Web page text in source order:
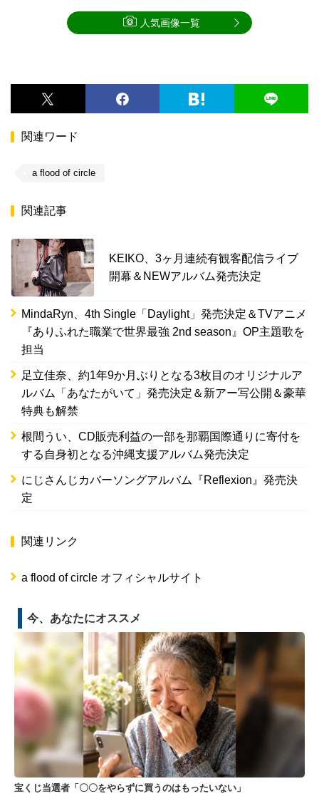
関連ワード
a flood of circle
関連記事
KEIKO、3ヶ月連続有観客配信ライブ
開幕＆NEWアルバム発売決定
MindaRyn、4th Single「Daylight」発売決定＆TVアニメ
『ありふれた職業で世界最強 2nd season』OP主題歌を
担当
足立佳奈、約1年9か月ぶりとなる3枚目のオリジナルア
ルバム「あなたがいて」発売決定＆新アー写公開＆豪華
特典も解禁
根間うい、CD販売利益の一部を那覇国際通りに寄付を
する自身初となる沖縄支援アルバム発売決定
にじさんじカバーソングアルバム『Reflexion』発売決
定
関連リンク
a flood of circle オフィシャルサイト
人気画像一覧
今、あなたにオススメ
宝くじ当選者「〇〇をやらずに買うのはもったいない」